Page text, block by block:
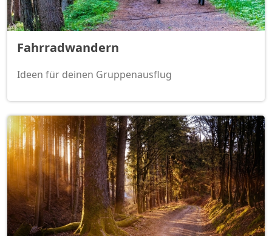
Fahrradwandern
Ideen für deinen Gruppenausflug